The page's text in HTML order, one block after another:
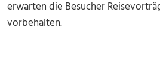
erwarten die Besucher
vorbehalten.